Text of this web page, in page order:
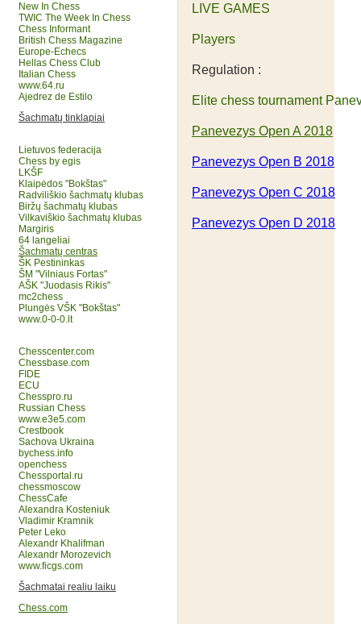
New In Chess
TWIC The Week In Chess
Chess Informant
British Chess Magazine
Europe-Echecs
Hellas Chess Club
Italian Chess
www.64.ru
Ajedrez de Estilo
Šachmatų tinklapiai
Lietuvos federacija
Chess by egis
LKŠF
Klaipėdos "Bokštas"
Radviliškio šachmatų klubas
Biržų šachmatų klubas
Vilkaviškio šachmatų klubas
Margiris
64 langeliai
Šachmatų centras
ŠK Pestininkas
ŠM "Vilniaus Fortas"
AŠK "Juodasis Rikis"
mc2chess
Plungės VŠK "Bokštas"
www.0-0-0.lt
Chesscenter.com
Chessbase.com
FIDE
ECU
Chesspro.ru
Russian Chess
www.e3e5.com
Crestbook
Sachova Ukraina
bychess.info
openchess
Chessportal.ru
chessmoscow
ChessCafe
Alexandra Kosteniuk
Vladimir Kramnik
Peter Leko
Alexandr Khalifman
Alexandr Morozevich
www.ficgs.com
Šachmatai realiu laiku
Chess.com
LIVE GAMES
Players
Regulation :
Elite chess tournament
Panevezys Open A 2018
Panevezys Open B 2018
Panevezys Open C 2018
Panevezys Open D 2018